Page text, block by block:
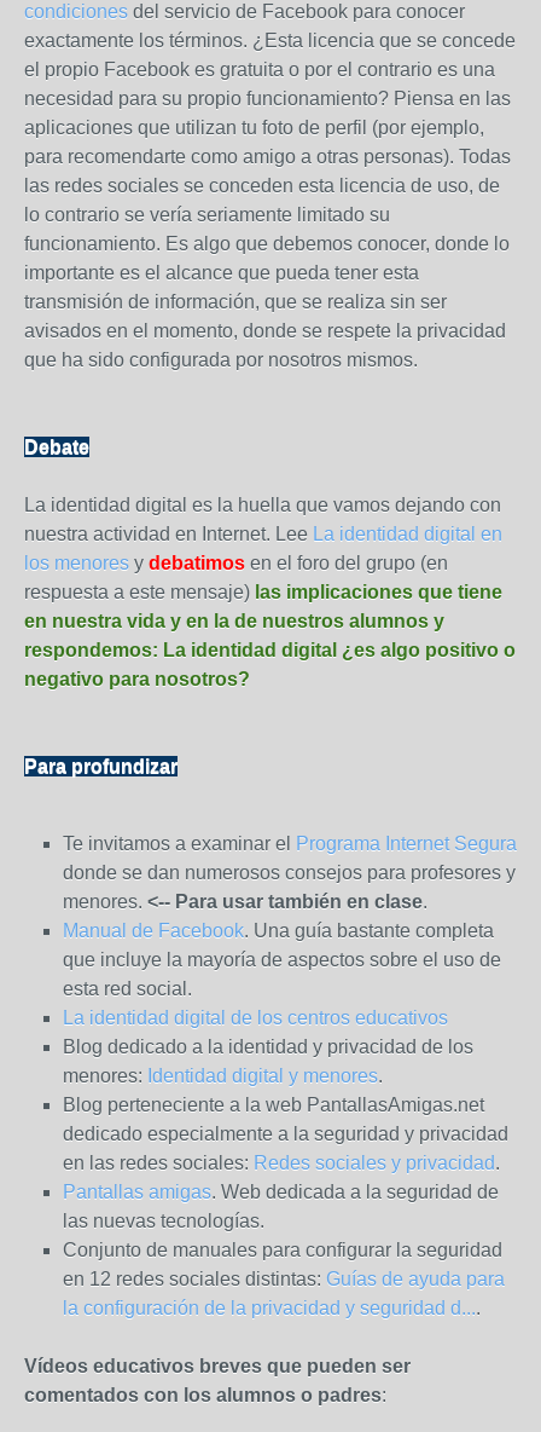
condiciones del servicio de Facebook para conocer
exactamente los términos. ¿Esta licencia que se concede
el propio Facebook es gratuita o por el contrario es una
necesidad para su propio funcionamiento? Piensa en las
aplicaciones que utilizan tu foto de perfil (por ejemplo,
para recomendarte como amigo a otras personas). Todas
las redes sociales se conceden esta licencia de uso, de
lo contrario se vería seriamente limitado su
funcionamiento. Es algo que debemos conocer, donde lo
importante es el alcance que pueda tener esta
transmisión de información, que se realiza sin ser
avisados en el momento, donde se respete la privacidad
que ha sido configurada por nosotros mismos.
Debate
La identidad digital es la huella que vamos dejando con
nuestra actividad en Internet. Lee La identidad digital en
los menores y debatimos en el foro del grupo (en
respuesta a este mensaje) las implicaciones que tiene
en nuestra vida y en la de nuestros alumnos y
respondemos: La identidad digital ¿es algo positivo o
negativo para nosotros?
Para profundizar
Te invitamos a examinar el Programa Internet Segura
donde se dan numerosos consejos para profesores y
menores. <-- Para usar también en clase.
Manual de Facebook. Una guía bastante completa
que incluye la mayoría de aspectos sobre el uso de
esta red social.
La identidad digital de los centros educativos
Blog dedicado a la identidad y privacidad de los
menores: Identidad digital y menores.
Blog perteneciente a la web PantallasAmigas.net
dedicado especialmente a la seguridad y privacidad
en las redes sociales: Redes sociales y privacidad.
Pantallas amigas. Web dedicada a la seguridad de
las nuevas tecnologías.
Conjunto de manuales para configurar la seguridad
en 12 redes sociales distintas: Guías de ayuda para
la configuración de la privacidad y seguridad d....
Vídeos educativos breves que pueden ser
comentados con los alumnos o padres: